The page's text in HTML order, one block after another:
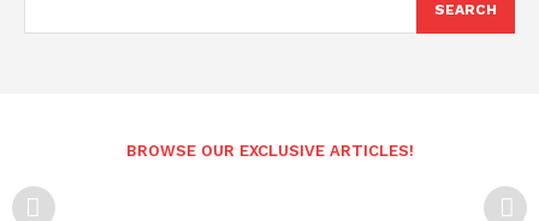
SEARCH
BROWSE OUR EXCLUSIVE ARTICLES!